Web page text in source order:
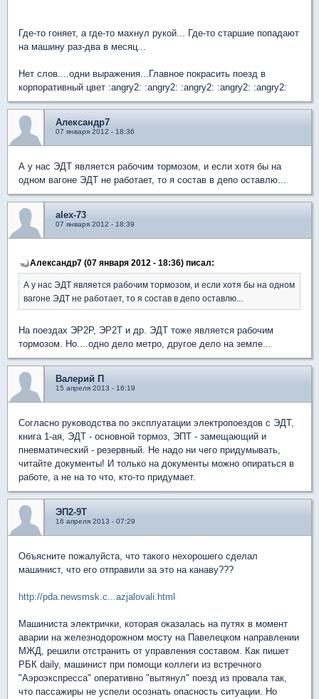
Где-то гоняет, а где-то махнул рукой... Где-то старшие попадают
на машину раз-два в месяц...
Нет слов....одни выражения...Главное покрасить поезд в
корпоративный цвет :angry2: :angry2: :angry2: :angry2: :angry2:
Александр7
07 января 2012 - 18:36
А у нас ЭДТ является рабочим тормозом, и если хотя бы на
одном вагоне ЭДТ не работает, то я состав в депо оставлю...
alex-73
07 января 2012 - 18:39
Александр7 (07 января 2012 - 18:36) писал:
А у нас ЭДТ является рабочим тормозом, и если хотя бы на одном
вагоне ЭДТ не работает, то я состав в депо оставлю...
На поездах ЭР2Р, ЭР2Т и др. ЭДТ тоже является рабочим
тормозом. Но....одно дело метро, другое дело на земле...
Валерий П
15 апреля 2013 - 16:19
Согласно руководства по эксплуатации электропоездов с ЭДТ,
книга 1-ая, ЭДТ - основной тормоз, ЭПТ - замещающий и
пневматический - резервный. Не надо ни чего придумывать,
читайте документы! И только на документы можно опираться в
работе, а не на то что, кто-то придумает.
ЭП2-9Т
16 апреля 2013 - 07:29
Объясните пожалуйста, что такого нехорошего сделал
машинист, что его отправили за это на канаву???
http://pda.newsmsk.c...azjalovali.html
Машиниста электрички, которая оказалась на путях в момент
аварии на железнодорожном мосту на Павелецком направлении
МЖД, решили отстранить от управления составом. Как пишет
РБК daily, машинист при помощи коллеги из встречного
"Аэроэкспресса" оперативно "вытянул" поезд из провала так,
что пассажиры не успели осознать опасность ситуации. Но